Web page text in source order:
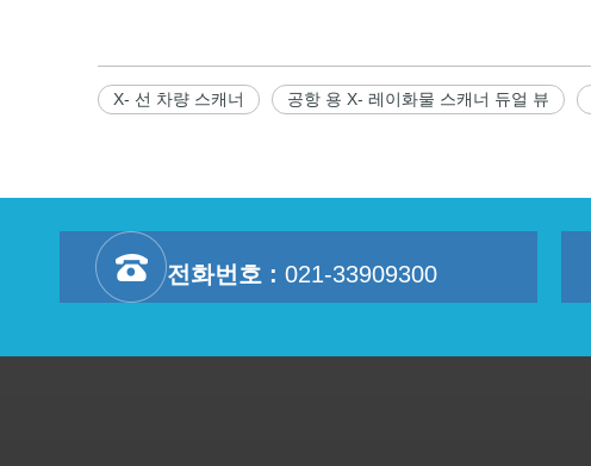
X- 선 차량 스캐너 공항 용 X- 레이화물 스캐너 듀얼 뷰
전화번호 : 021-33909300